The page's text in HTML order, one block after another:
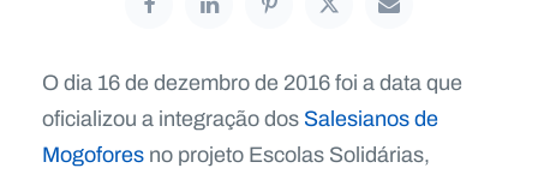
O dia 16 de dezembro de 2016 foi a data que
oficializou a integração dosSalesianos de
Mogoforesno projeto Escolas Solidárias,